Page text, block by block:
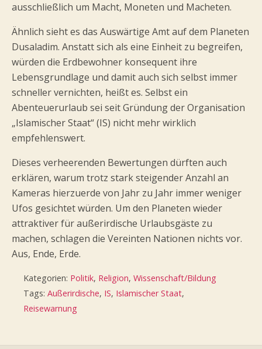
ausschließlich um Macht, Moneten und Macheten.
Ähnlich sieht es das Auswärtige Amt auf dem Planeten
Dusaladim. Anstatt sich als eine Einheit zu begreifen,
würden die Erdbewohner konsequent ihre
Lebensgrundlage und damit auch sich selbst immer
schneller vernichten, heißt es. Selbst ein
Abenteuerurlaub sei seit Gründung der Organisation
„Islamischer Staat“ (IS) nicht mehr wirklich
empfehlenswert.
Dieses verheerenden Bewertungen dürften auch
erklären, warum trotz stark steigender Anzahl an
Kameras hierzuerde von Jahr zu Jahr immer weniger
Ufos gesichtet würden. Um den Planeten wieder
attraktiver für außerirdische Urlaubsgäste zu
machen, schlagen die Vereinten Nationen nichts vor.
Aus, Ende, Erde.
Kategorien: Politik, Religion, Wissenschaft/Bildung
Tags: Außerirdische, IS, Islamischer Staat,
Reisewarnung